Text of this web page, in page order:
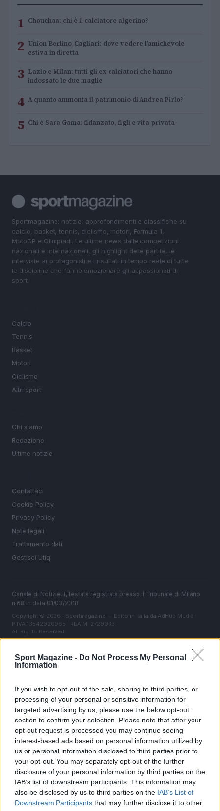
Sport Magazine - Do Not Process My Personal
Information
If you wish to opt-out of the sale, sharing to third parties, or
processing of your personal or sensitive information for
targeted advertising by us, please use the below opt-out
section to confirm your selection. Please note that after your
opt-out request is processed you may continue seeing
interest-based ads based on personal information utilized by
us or personal information disclosed to third parties prior to
your opt-out. You may separately opt-out of the further
disclosure of your personal information by third parties on the
IAB’s list of downstream participants. This information may
also be disclosed by us to third parties on the IAB’s List of
Downstream Participants that may further disclose it to other
1 Chouchaa: chi è il calciatore algerino?
2 Union Berlino-Cagliari: dove vedere l’amichevole
estiva in diretta
3 Lazio e Milan: tutti gli ex calciatori che hanno
indossato le due maglie
4 A quanto ammonta il patrimonio di Andrea Pirlo?
5 Chi è Sara Gama: fidanzato, figli e vita privata
Sportmagazine: notizie, approfondimenti e classifiche su
calcio, basket, tennis, ciclismo, motori, Formula 1,
MotoGP e Olimpiadi. Le ultime news dalle competizioni
nazionali e internazionali, gli highlight delle partite, le
interviste ai protagonisti e i risultati in tempo reale di tutte
le discipline che fanno emozionare gli appassionati di
sport.
Calcio
Tennis
Basket
Motori
Ciclismo
Altri sport
Chi siamo
Redazione
Ultime notizie
Contattaci
Cookie Policy
Privacy Policy
Note legali
Trattamento dati
Gestisci Utiq
Canale di Notizie.it, testata registrata presso il Tribunale di Milano
n.68 in data 01/03/2018
Copyright © 2026 · Sportmagazine — Edito in Italia da AdHub Media
P.IVA 13542920965 · REA MI 2729933
All Rights Reserved
realizzati in collaborazione con autori indipendenti.
ITALIA
Casa Magazine
Cineverse Magazine
Donne Magazine
Food Blog
Milano Notizie
Motor Magazine